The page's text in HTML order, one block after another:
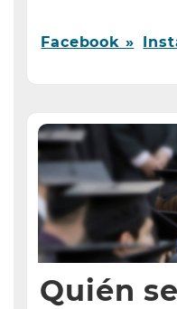
Facebook »
Quién